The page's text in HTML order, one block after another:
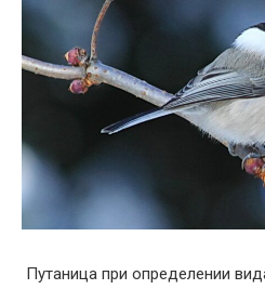
Путаница при определении